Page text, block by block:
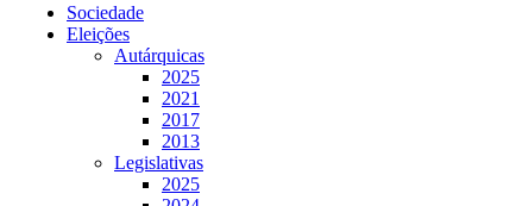
Sociedade
Eleições
Autárquicas
2025
2021
2017
2013
Legislativas
2025